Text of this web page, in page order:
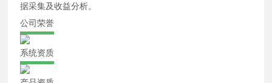
据采集及收益分析。
公司荣誉
系统资质